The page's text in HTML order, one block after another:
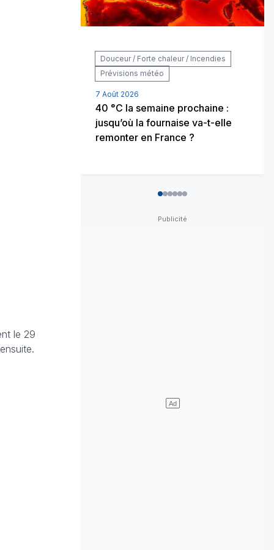
le 29
Douceur / Forte chaleur / Incendies
Prévisions météo
7 Août 2026
40 °C la semaine prochaine :
jusqu’où la fournaise va-t-elle
remonter en France ?
012345